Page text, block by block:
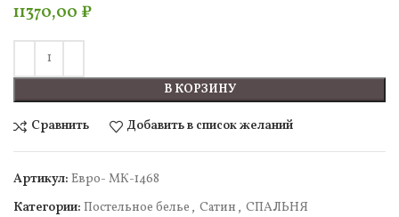
11370,00 ₽
В КОРЗИНУ
Сравнить Добавить в список желаний
Артикул: Евро- МК-1468
Категории: Постельное белье , Сатин , СПАЛЬНЯ